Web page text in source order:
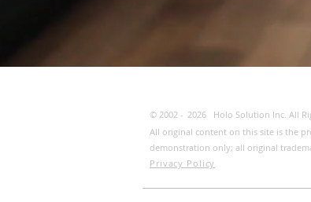
© 2002 - 2026
Holo Solution Inc. All
All original content on this site is the
demonstration only; all original
Privacy Policy